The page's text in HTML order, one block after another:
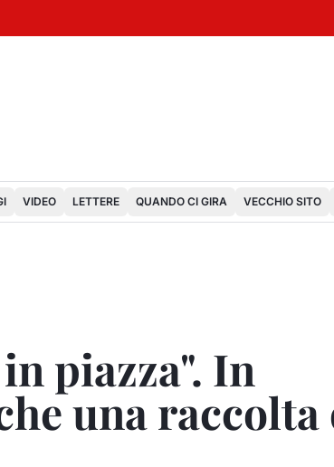
VIDEO LETTERE QUANDO CI GIRA VECCHIO SITO
piazza". In
una raccolta